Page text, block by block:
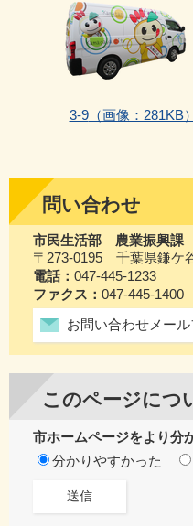
3‐9（画像：281KB）
問い合わせ
市民生活部 農業振興課
〒273-0195 千葉県鎌ケ
電話： 047-445-1233
ファクス： 047-445-1400
お問い合わせメー
このページにつ
市ホームページをより分
分かりやすかった